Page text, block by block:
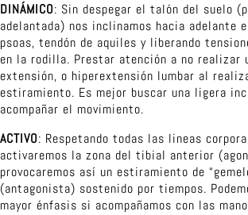
DINÁMICO: Sin despegar el talón del suelo
adelantada) nos inclinamos hacia adelante
psoas, tendón de aquiles y liberando
en la rodilla. Prestar atención a no realizar
extensión, o hiperextensión lumbar al
estiramiento. Es mejor buscar una ligera
acompañar el movimiento.
ACTIVO: Respetando todas las lineas
activaremos la zona del tibial anterior
provocaremos así un estiramiento de
(antagonista) sostenido por tiempos.
mayor énfasis si acompañamos con las